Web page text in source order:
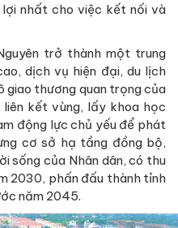
nhất cho việc kết nối và
trở thành một trung
dịch vụ hiện đại, du lịch
giao thương quan trọng của
kết vùng, lấy khoa học
động lực chủ yếu để phát
cơ sở hạ tầng đồng bộ,
sống của Nhân dân, có thu
2030, phấn đấu thành tỉnh
năm 2045.